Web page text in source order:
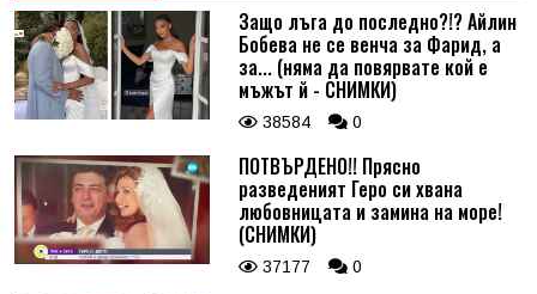
Защо лъга до последно?!? Айлин
Бобева не се венча за Фарид, а
за... (няма да повярвате кой е
мъжът й - СНИМКИ)
38584 0
ПОТВЪРДЕНО!! Прясно
разведеният Геро си хвана
любовницата и замина на море!
(СНИМКИ)
37177 0